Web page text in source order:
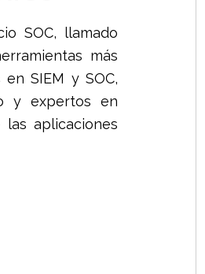
Seguridad Correo
más
SIEM y SOC,
y expertos en
aplicaciones